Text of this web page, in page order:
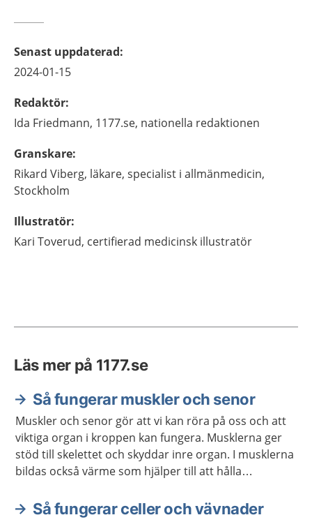
Senast uppdaterad:
2024-01-15
Redaktör:
Ida Friedmann, 1177.se, nationella redaktionen
Granskare:
Rikard Viberg, läkare, specialist i allmänmedicin,
Stockholm
Illustratör:
Kari Toverud, certifierad medicinsk illustratör
Läs mer på 1177.se
Så fungerar muskler och senor
Muskler och senor gör att vi kan röra på oss och att
viktiga organ i kroppen kan fungera. Musklerna ger
stöd till skelettet och skyddar inre organ. I musklerna
bildas också värme som hjälper till att hålla
Så fungerar celler och vävnader